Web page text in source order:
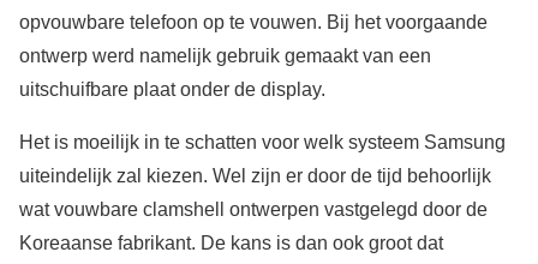
opvouwbare telefoon op te vouwen. Bij het voorgaande
ontwerp werd namelijk gebruik gemaakt van een
uitschuifbare plaat onder de display.
Het is moeilijk in te schatten voor welk systeem Samsung
uiteindelijk zal kiezen. Wel zijn er door de tijd behoorlijk
wat vouwbare clamshell ontwerpen vastgelegd door de
Koreaanse fabrikant. De kans is dan ook groot dat